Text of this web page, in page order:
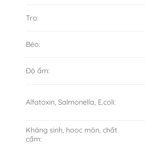
Tro:
Béo:
Độ ẩm:
Alfatoxin, Salmonella, E.coli:
Kháng sinh, hooc môn, chất
cấm: